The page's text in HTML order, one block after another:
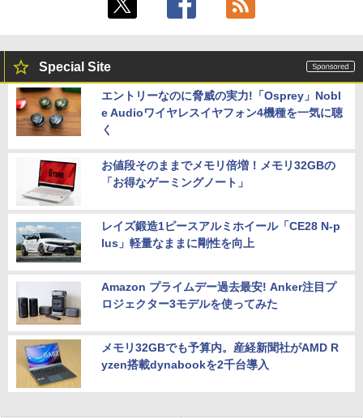
Special Site
エントリーなのに脅威の実力!「Osprey」Nobl
e Audioワイヤレスイヤフォン4機種を一気に聴
く
お値段そのままでメモリ倍増！メモリ32GBの
「お得なゲーミングノート」
レイズ鍛造1ピースアルミホイール「CE28 N-p
lus」軽量なままに剛性を向上
Amazon プライムデー過去最安! Anker注目プ
ロジェクター3モデルを使ってみた
メモリ32GBでも予算内。産経新聞社がAMD R
yzen搭載dynabookを2千台導入